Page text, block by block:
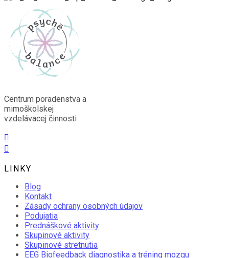
Centrum poradenstva a
mimoškolskej
vzdelávacej činnosti
LINKY
Blog
Kontakt
Zásady ochrany osobných údajov
Podujatia
Prednáškové aktivity
Skupinové aktivity
Skupinové stretnutia
EEG Biofeedback diagnostika a tréning mozgu